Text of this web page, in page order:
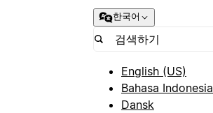
한국어
English (US)
Bahasa Indonesia
Dansk